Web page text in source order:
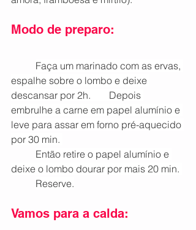
Modo de preparo:
Faça um marinado com as ervas,
espalhe sobre o lombo e deixe
descansar por 2h. 	Depois
embrulhe a carne em papel alumínio e
leve para assar em forno pré-aquecido
por 30 min.
Então retire o papel alumínio e
deixe o lombo dourar por mais 20 min.
Reserve.
Vamos para a calda: